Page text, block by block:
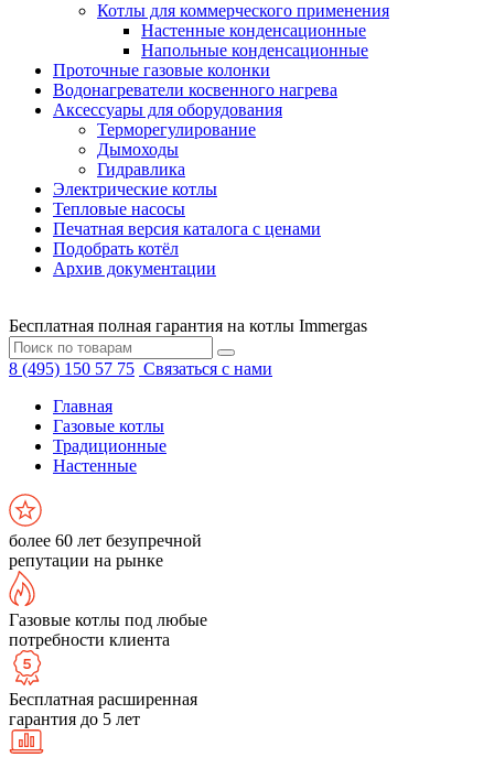
Котлы для коммерческого применения
Настенные конденсационные
Напольные конденсационные
Проточные газовые колонки
Водонагреватели косвенного нагрева
Аксессуары для оборудования
Терморегулирование
Дымоходы
Гидравлика
Электрические котлы
Тепловые насосы
Печатная версия каталога с ценами
Подобрать котёл
Архив документации
Бесплатная полная гарантия на котлы Immergas
8 (495) 150 57 75 Связаться с нами
Главная
Газовые котлы
Традиционные
Настенные
более 60 лет безупречной
репутации на рынке
Газовые котлы под любые
потребности клиента
Бесплатная расширенная
гарантия до 5 лет